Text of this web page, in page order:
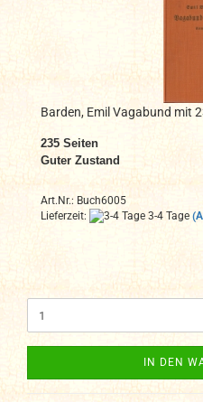
Barden, Emil Vagabund mit
235 Seiten
Guter Zustand
Art.Nr.: Buch6005
Lieferzeit:
3-4 Tage
IN DEN